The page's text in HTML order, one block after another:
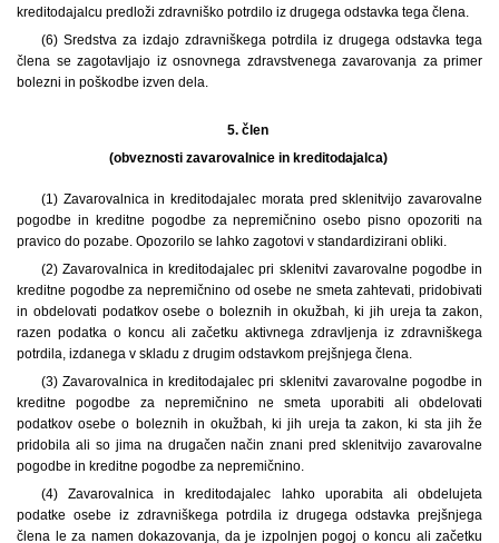
kreditodajalcu predloži zdravniško potrdilo iz drugega odstavka tega člena.
(6) Sredstva za izdajo zdravniškega potrdila iz drugega odstavka tega
člena se zagotavljajo iz osnovnega zdravstvenega zavarovanja za primer
bolezni in poškodbe izven dela.
5. člen
(obveznosti zavarovalnice in kreditodajalca)
(1) Zavarovalnica in kreditodajalec morata pred sklenitvijo zavarovalne
pogodbe in kreditne pogodbe za nepremičnino osebo pisno opozoriti na
pravico do pozabe. Opozorilo se lahko zagotovi v standardizirani obliki.
(2) Zavarovalnica in kreditodajalec pri sklenitvi zavarovalne pogodbe in
kreditne pogodbe za nepremičnino od osebe ne smeta zahtevati, pridobivati
in obdelovati podatkov osebe o boleznih in okužbah, ki jih ureja ta zakon,
razen podatka o koncu ali začetku aktivnega zdravljenja iz zdravniškega
potrdila, izdanega v skladu z drugim odstavkom prejšnjega člena.
(3) Zavarovalnica in kreditodajalec pri sklenitvi zavarovalne pogodbe in
kreditne pogodbe za nepremičnino ne smeta uporabiti ali obdelovati
podatkov osebe o boleznih in okužbah, ki jih ureja ta zakon, ki sta jih že
pridobila ali so jima na drugačen način znani pred sklenitvijo zavarovalne
pogodbe in kreditne pogodbe za nepremičnino.
(4) Zavarovalnica in kreditodajalec lahko uporabita ali obdelujeta
podatke osebe iz zdravniškega potrdila iz drugega odstavka prejšnjega
člena le za namen dokazovanja, da je izpolnjen pogoj o koncu ali začetku